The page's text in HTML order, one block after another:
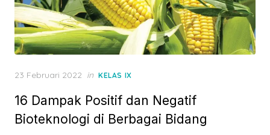
Posted
23 Februari 2022 in KELAS IX
16 Dampak Positif dan Negatif
Bioteknologi di Berbagai Bidang